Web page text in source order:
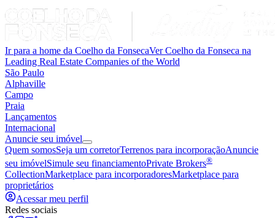
Ir para a home da Coelho da FonsecaVer Coelho da Fonseca na
Leading Real Estate Companies of the World
São Paulo
Alphaville
Campo
Praia
Lançamentos
Internacional
Anuncie seu imóvel
Quem somosSeja um corretorTerrenos para incorporaçãoAnuncie
seu imóvelSimule seu financiamentoPrivate Brokers®
CollectionMarketplace para incorporadoresMarketplace para
proprietários
Acessar meu perfil
Redes sociais